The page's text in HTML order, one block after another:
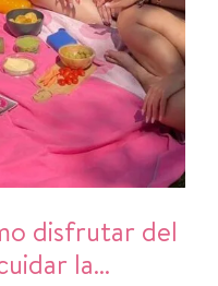
disfrutar del
la